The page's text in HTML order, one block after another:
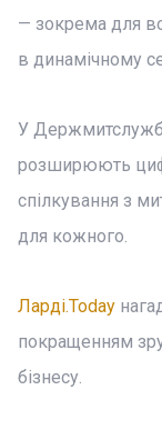
— зокрема для
в динамічному
У
розширюють
спілкування з
для кожного.
Ларді.Today
покращенням
бізнесу.